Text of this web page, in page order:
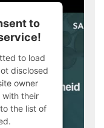
to
to load
disclosed
owner
with their
the list of